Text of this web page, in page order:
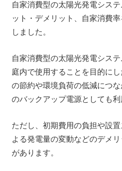
自家消費型の太陽光発電シス
ット・デメリット、自家消費
しました。
自家消費型の太陽光発電シス
庭内で使用することを目的に
の節約や環境負荷の低減につ
のバックアップ電源としても利
ただし、初期費用の負担や設
よる発電量の変動などのデメ
があります。